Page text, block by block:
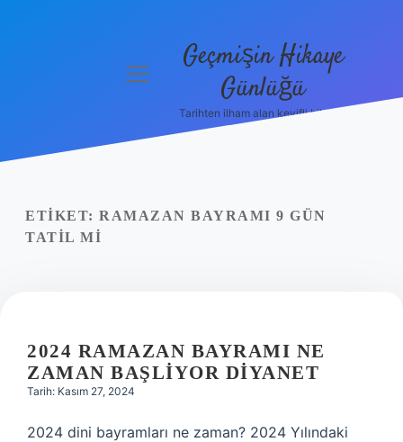
Yasal Uyarı
menüyü
Geçmişin Hikaye
Günlüğü
Tarihten ilham alan keyifli bilgiler!
ETIKET: RAMAZAN BAYRAMI 9 GÜN
TATIL MI
2024 RAMAZAN BAYRAMI NE
ZAMAN BAŞLIYOR DIYANET
Tarih: Kasım 27, 2024
2024 dini bayramları ne zaman? 2024 Yılındaki